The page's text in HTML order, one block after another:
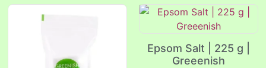
Epsom Salt | 225 g |
Greeenish